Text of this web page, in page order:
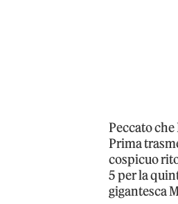
Peccato
Prima
cospicuo
5 per la
gigantesca